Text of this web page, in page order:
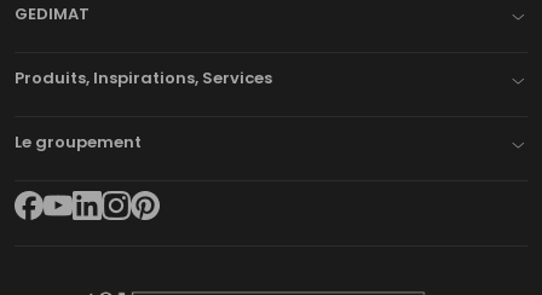
GEDIMAT
Produits, Inspirations, Services
Le groupement